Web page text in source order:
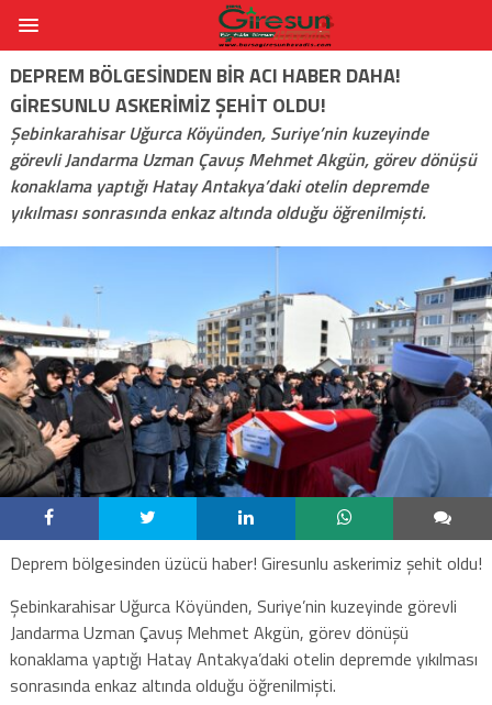
DEPREM BÖLGESINDEN BIR ACI HABER DAHA!
GIRESUNLU ASKERIMIZ ŞEHIT OLDU!
Şebinkarahisar Uğurca Köyünden, Suriye’nin kuzeyinde
görevli Jandarma Uzman Çavuş Mehmet Akgün, görev dönüşü
konaklama yaptığı Hatay Antakya’daki otelin depremde
yıkılması sonrasında enkaz altında olduğu öğrenilmişti.
Deprem bölgesinden üzücü haber! Giresunlu askerimiz şehit oldu!
Şebinkarahisar Uğurca Köyünden, Suriye’nin kuzeyinde görevli
Jandarma Uzman Çavuş Mehmet Akgün, görev dönüşü
konaklama yaptığı Hatay Antakya’daki otelin depremde yıkılması
sonrasında enkaz altında olduğu öğrenilmişti.